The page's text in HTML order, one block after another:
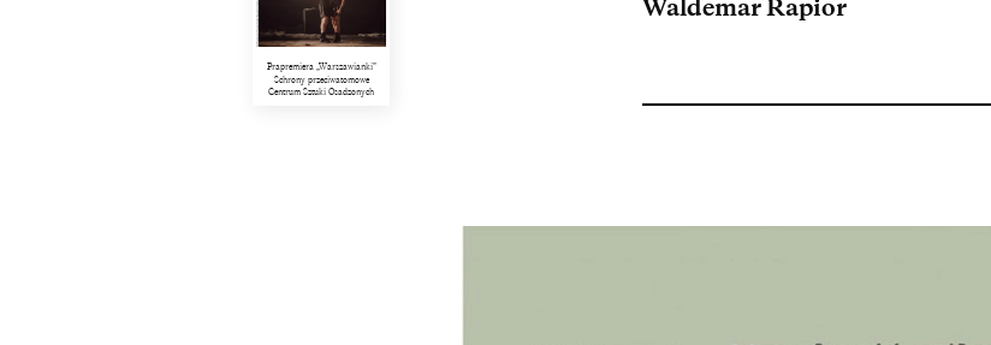
Prapremiera „Warszawianki”
Schrony przeciwatomowe
Centrum Sztuki Osadzonych
Waldemar Rapior